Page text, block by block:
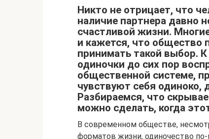
Никто не отрицает, что
наличие партнера давно
счастливой жизни.
и кажется, что общество
принимать такой выбор.
одиночки до сих пор
общественной системе,
чувствуют себя одиноко,
Разбираемся, что
можно сделать, когда
В современном обществе,
форматов жизни, одиночество